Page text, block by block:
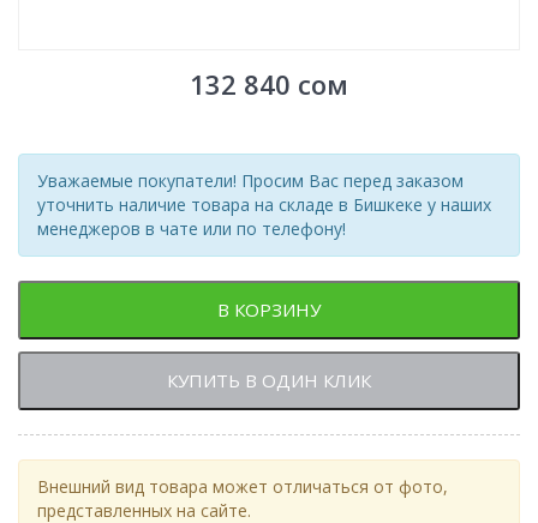
132 840 сом
Уважаемые покупатели! Просим Вас перед заказом
уточнить наличие товара на складе в Бишкеке у наших
менеджеров в чате или по телефону!
В КОРЗИНУ
КУПИТЬ В ОДИН КЛИК
Внешний вид товара может отличаться от фото,
представленных на сайте.